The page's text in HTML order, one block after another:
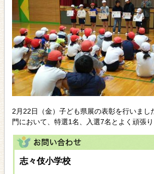
2月22日（金）子ども県展の表彰を行いまし
門において、特選1名、入選7名とよく頑張り
志々伎小学校